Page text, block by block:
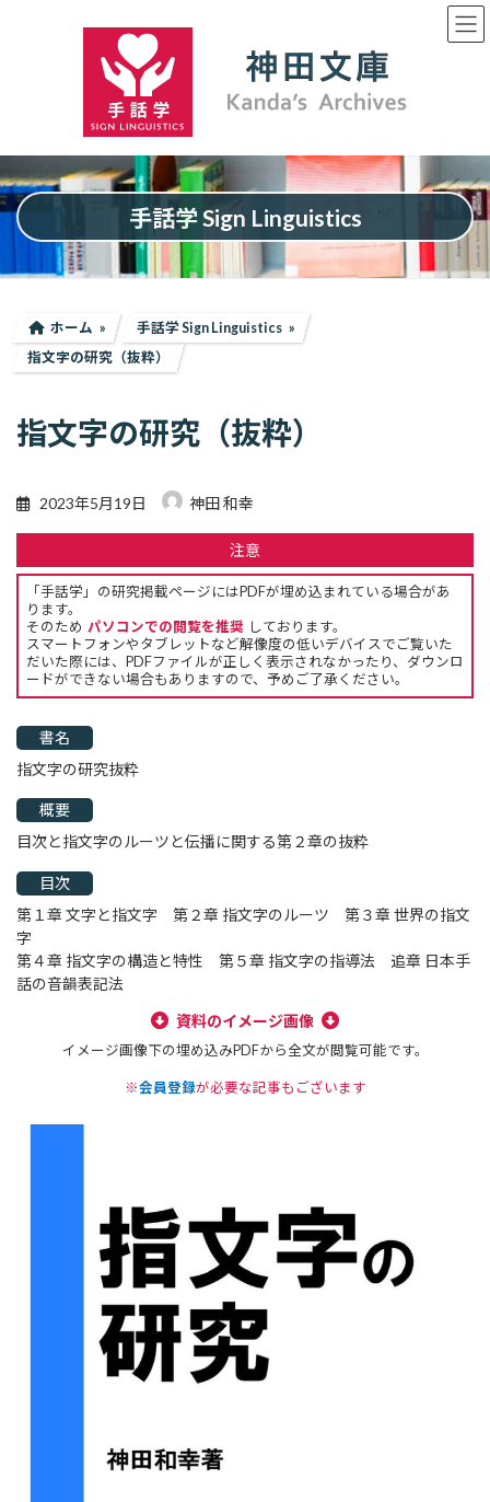
ッ
プ
移
動
手話学 Sign Linguistics
ホーム
手話学 Sign Linguistics
指文字の研究（抜粋）
指文字の研究（抜粋）
2023年5月19日 神田 和幸
注意
「手話学」の研究掲載ページにはPDFが埋め込まれている場合があ
ります。
そのため パソコンでの閲覧を推奨 しております。
スマートフォンやタブレットなど解像度の低いデバイスでご覧いた
だいた際には、PDFファイルが正しく表示されなかったり、ダウンロ
ードができない場合もありますので、予めご了承ください。
書名
指文字の研究抜粋
概要
目次と指文字のルーツと伝播に関する第２章の抜粋
目次
第１章 文字と指文字 第２章 指文字のルーツ 第３章 世界の指文
字
第４章 指文字の構造と特性 第５章 指文字の指導法 追章 日本手
話の音韻表記法
資料のイメージ画像
イメージ画像下の埋め込みPDFから全文が閲覧可能です。
※会員登録が必要な記事もございます